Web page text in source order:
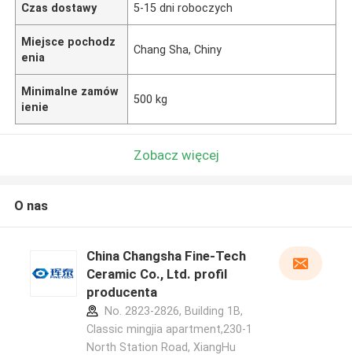
Czas dostawy 5-15 dni roboczych
Miejsce pochodz
enia
Chang Sha, Chiny
Minimalne zamów
ienie
500 kg
Zobacz więcej
O nas
China Changsha Fine-Tech
Ceramic Co., Ltd. profil
producenta
No. 2823-2826, Building 1B,
Classic mingjia apartment,230-1
North Station Road, XiangHu